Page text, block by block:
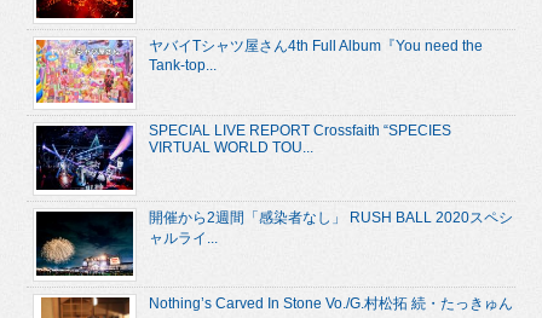
ヤバイTシャツ屋さん4th Full Album『You need the
Tank-top...
SPECIAL LIVE REPORT Crossfaith “SPECIES
VIRTUAL WORLD TOU...
開催から2週間「感染者なし」 RUSH BALL 2020スペシ
ャルライ...
Nothing’s Carved In Stone Vo./G.村松拓 続・たっきゅん